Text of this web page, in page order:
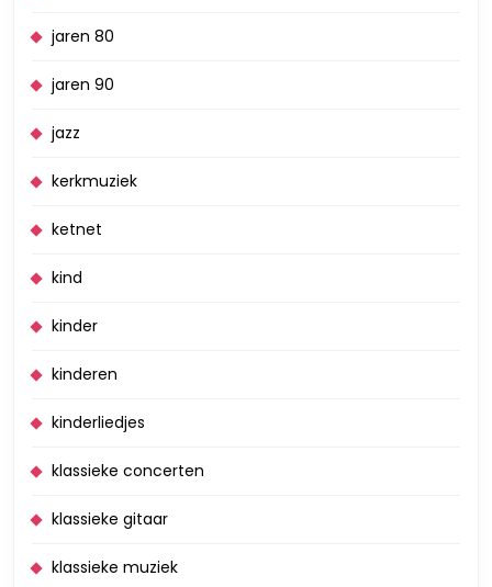
jaren 80
jaren 90
jazz
kerkmuziek
ketnet
kind
kinder
kinderen
kinderliedjes
klassieke concerten
klassieke gitaar
klassieke muziek